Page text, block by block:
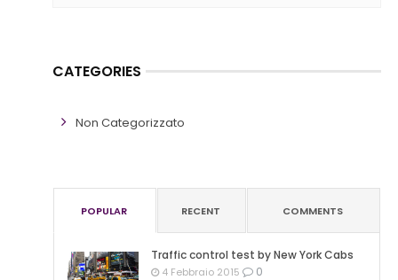
CATEGORIES
Non Categorizzato
POPULAR RECENT COMMENTS
Traffic control test by New York Cabs
4 Febbraio 2015 0